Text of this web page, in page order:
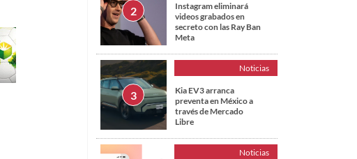
Instagram eliminará
videos grabados en
secreto con las Ray Ban
Meta
Noticias
Kia EV3 arranca
preventa en México a
través de Mercado
Libre
Noticias